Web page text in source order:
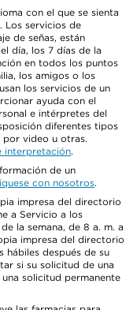
con el que se sienta
Los servicios de
de señas, están
día, los 7 días de la
en todos los puntos
los amigos o los
los servicios de un
ayuda con el
e intérpretes del
diferentes tipos
por video u otras.
interpretación.
de un
con nosotros.
impresa del directorio
a Servicio a los
la semana, de 8 a. m. a
impresa del directorio
hábiles después de su
si su solicitud de una
solicitud permanente